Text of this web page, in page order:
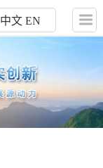
中文 EN